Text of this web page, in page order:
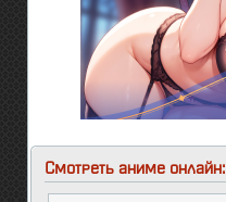
Смотреть аниме онлайн: